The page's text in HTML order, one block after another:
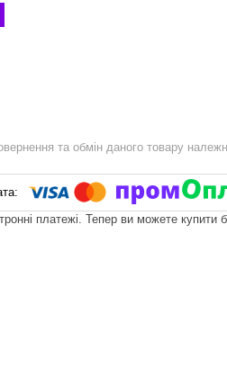
та обмін даного товару
платежі. Тепер ви можете